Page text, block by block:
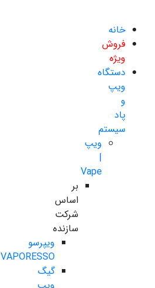
خانه
فروش
ویژه
دستگاه
ویپ
و
پاد
سیستم
ویپ
|
Vape
بر
اساس
شرکت
سازنده
ویپرسو
VAPORESSO
گیگ